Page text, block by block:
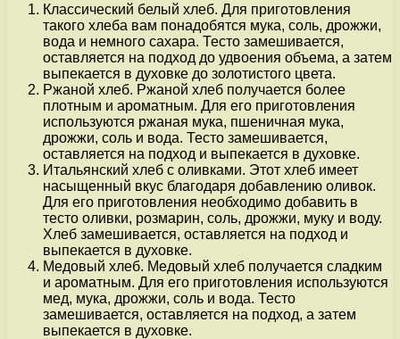
Классический белый хлеб. Для приготовления
такого хлеба вам понадобятся мука, соль, дрожжи,
вода и немного сахара. Тесто замешивается,
оставляется на подход до удвоения объема, а затем
выпекается в духовке до золотистого цвета.
Ржаной хлеб. Ржаной хлеб получается более
плотным и ароматным. Для его приготовления
используются ржаная мука, пшеничная мука,
дрожжи, соль и вода. Тесто замешивается,
оставляется на подход и выпекается в духовке.
Итальянский хлеб с оливками. Этот хлеб имеет
насыщенный вкус благодаря добавлению оливок.
Для его приготовления необходимо добавить в
тесто оливки, розмарин, соль, дрожжи, муку и воду.
Хлеб замешивается, оставляется на подход и
выпекается в духовке.
Медовый хлеб. Медовый хлеб получается сладким
и ароматным. Для его приготовления используются
мед, мука, дрожжи, соль и вода. Тесто
замешивается, оставляется на подход, а затем
выпекается в духовке.